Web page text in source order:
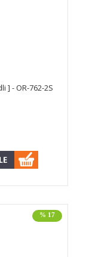
] - OR-762-2S
% 17